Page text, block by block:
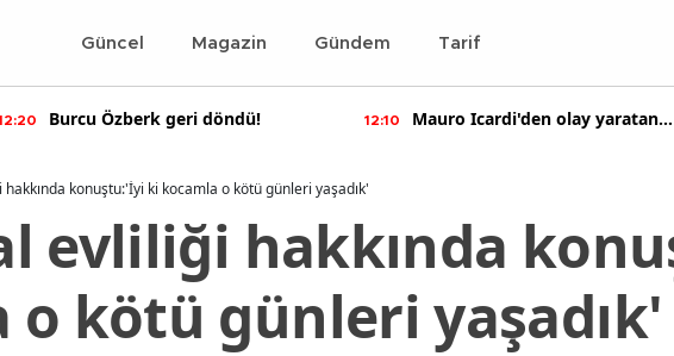
Güncel Magazin Gündem Tarif
Burcu Özberk geri döndü! 12:10
Mauro Icardi'den olay yaratan
konuştu:'İyi ki kocamla o kötü günleri yaşadık'
evliliği hakkında
o kötü günleri yaşadık'